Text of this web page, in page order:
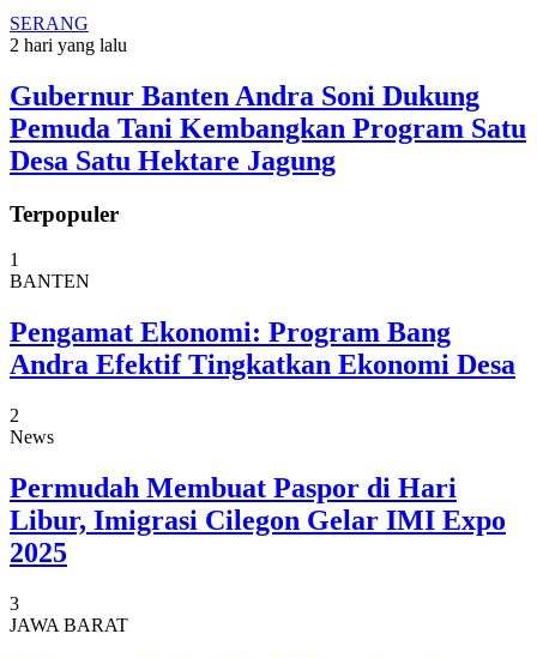
SERANG
2 hari yang lalu
Gubernur Banten Andra Soni Dukung
Pemuda Tani Kembangkan Program Satu
Desa Satu Hektare Jagung
Terpopuler
1
BANTEN
Pengamat Ekonomi: Program Bang
Andra Efektif Tingkatkan Ekonomi Desa
2
News
Permudah Membuat Paspor di Hari
Libur, Imigrasi Cilegon Gelar IMI Expo
2025
3
JAWA BARAT